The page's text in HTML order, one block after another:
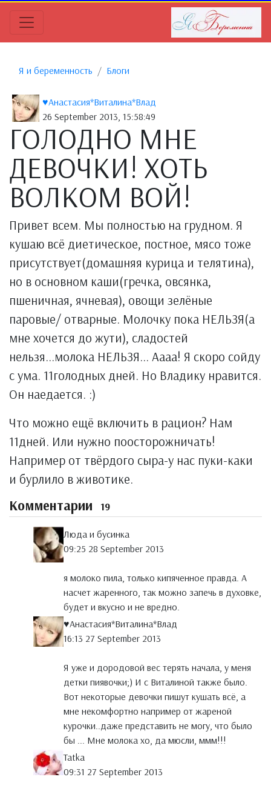
Я и беременность Блоги
♥Анастасия*Виталина*Влад
26 September 2013, 15:58:49
ГОЛОДНО МНЕ
ДЕВОЧКИ! ХОТЬ
ВОЛКОМ ВОЙ!
Привет всем. Мы полностью на грудном. Я
кушаю всё диетическое, постное, мясо тоже
присутствует(домашняя курица и телятина),
но в основном каши(гречка, овсянка,
пшеничная, ячневая), овощи зелёные
паровые/ отварные. Молочку пока НЕЛЬЗЯ(а
мне хочется до жути), сладостей
нельзя...молока НЕЛЬЗЯ... Аааа! Я скоро сойду
с ума. 11голодных дней. Но Владику нравится.
Он наедается. :)
Что можно ещё включить в рацион? Нам
11дней. Или нужно поосторожничать!
Например от твёрдого сыра-у нас пуки-каки
и бурлило в животике.
Комментарии 19
Люда и бусинка
09:25 28 September 2013
я молоко пила, только кипяченное правда. А
насчет жаренного, так можно запечь в духовке,
будет и вкусно и не вредно.
♥Анастасия*Виталина*Влад
16:13 27 September 2013
Я уже и дородовой вес терять начала, у меня
детки пиявочки;) И с Виталиной также было.
Вот некоторые девочки пишут кушать всё, а
мне некомфортно например от жареной
курочки..даже представить не могу, что было
бы ... Мне молока хо, да мюсли, ммм!!!
Tatka
09:31 27 September 2013